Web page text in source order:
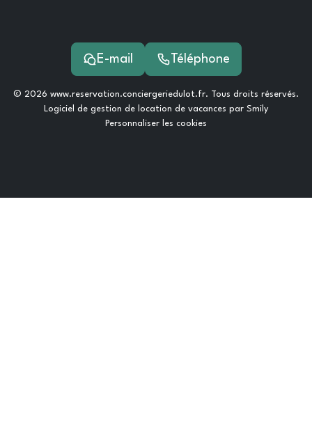
E-mail Téléphone
© 2026 www.reservation.conciergeriedulot.fr. Tous droits réservés.
Logiciel de gestion de location de vacances par Smily
Personnaliser les cookies